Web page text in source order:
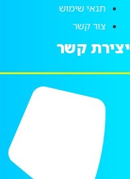
תנאי שימוש
צור קשר
יצירת קשר